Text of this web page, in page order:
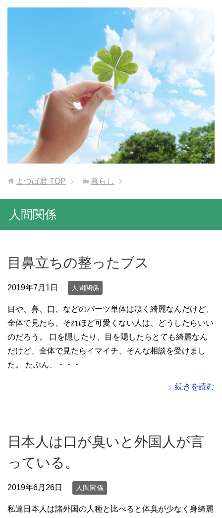
よつば君 TOP 暮らし
人間関係
目鼻立ちの整ったブス
2019年7月1日 人間関係
目や、鼻、口、などのパーツ単体は凄く綺麗なんだけど、
全体で見たら、それほど可愛くない人は、どうしたらいい
のだろう。 口を隠したり、目を隠したらとても綺麗なん
だけど、全体で見たらイマイチ、そんな相談を受けまし
た。 たぶん、・・・
続きを読む
日本人は口が臭いと外国人が言
っている。
2019年6月26日 人間関係
私達日本人は諸外国の人種と比べると体臭が少なく身綺麗